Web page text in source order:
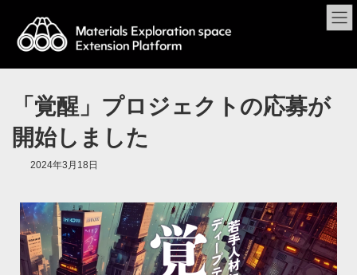
「覚醒」プロジェクトの応募が
開始しました
2024年3月18日